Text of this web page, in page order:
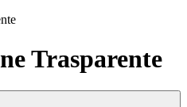
Trasparente